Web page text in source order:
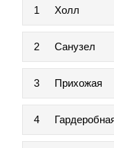
1 Холл
2 Санузел
3 Прихожая
4